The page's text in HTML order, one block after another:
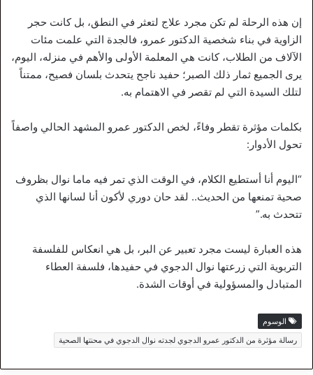
إن هذه الرحلة لم تكن مجرد علاج لتعثر في النطق، بل كانت حجر
الزاوية في بناء شخصية الدكتور عمرو، فالجدة التي علمت مئات
الآلاف من الطلاب، كانت هي المعلمة الأولى والأهم في منزله، اليوم،
يرى الجميع ثمار ذلك الصبر؛ حفيد ناجح يتحدث بلسان فصيح، ممتناً
لتلك السيدة التي لم تقصر في الاهتمام به.
بكلمات مؤثرة تقطر وفاءً، لخص الدكتور عمرو المشهد الحالي واصفاً
تحول الأدوار:
“اليوم أنا أستطيع الكلام، في الوقت الذي تمر فيه ماما نوال بظروف
صحية تمنعها من الحديث.. لقد حان دوري لأكون أنا لسانها الذي
تتحدث به.”
هذه العبارة ليست مجرد تعبير عن البر، بل هي انعكاس للفلسفة
التربوية التي زرعتها نوال الدجوي في حفيدها، فلسفة العطاء
المتبادل والمسؤولية في أوقات الشدة.
الوسوم
رسالة مؤثرة من الدكتور عمرو الدجوي لجدته نوال الدجوي في محنتها الصحية